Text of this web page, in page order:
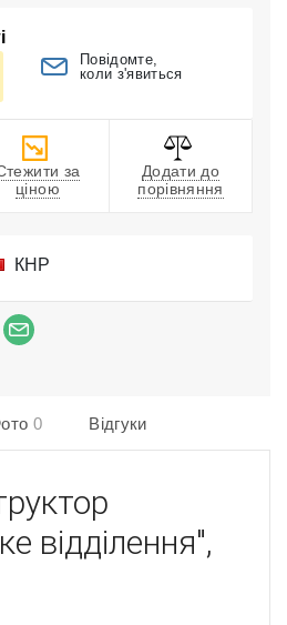
Повідомте,
коли з'явиться
за
ціною
Додати до
порівняння
КНР
0 Відгуки
відділення",